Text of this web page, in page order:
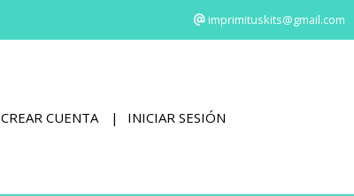
imprimituskits@gmail.com
CREAR CUENTA INICIAR SESIÓN